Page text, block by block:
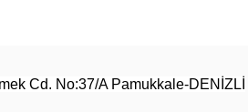
Cd. No:37/A Pamukkale-DENİZLİ